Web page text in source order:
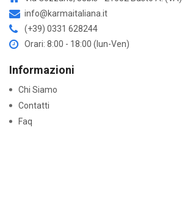
info@karmaitaliana.it
(+39) 0331 628244
Orari: 8:00 - 18:00 (lun-Ven)
Informazioni
Chi Siamo
Contatti
Faq